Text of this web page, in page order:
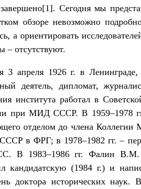
[1]. Сегодня мы
обзоре невозможно
а ориентировать
– отсутствуют.
3 апреля 1926 г. в
деятель, дипломат,
института работал в
при МИД СССР. В
отделом до члена Коллегии
в ФРГ; в 1978–1982 гг. –
В 1983–1986 гг. Фалин В.М. –
кандидатскую (1984 г.) и
доктора исторических наук.